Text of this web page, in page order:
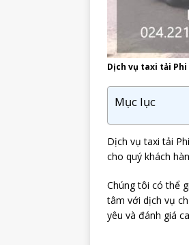
Dịch vụ taxi tải
Mục lục
Dịch vụ taxi tải
cho quý khách
Chúng tôi có thể
tâm với dịch vụ
yêu và đánh giá